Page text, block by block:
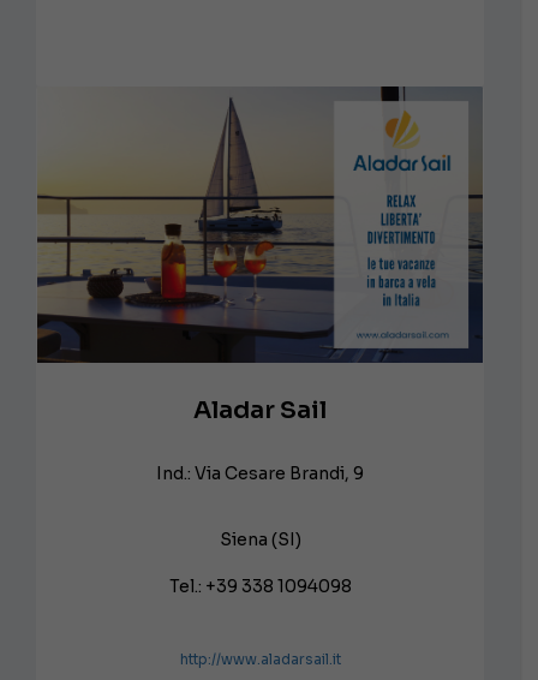
Aladar Sail
Ind.: Via Cesare Brandi, 9
Siena (SI)
Tel.: +39 338 1094098
http://www.aladarsail.it